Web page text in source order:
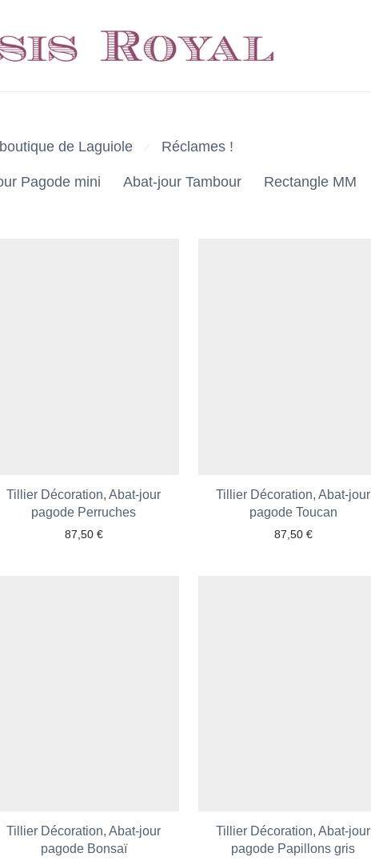
de Laguiole Réclames !
Pagode mini Abat-jour Tambour Rectangle MM
Tillier Décoration, Abat-jour
pagode Perruches
87,50 €
Tillier Décoration, Abat-jour
pagode Toucan
87,50 €
Tillier Décoration, Abat-jour
pagode Bonsaï
Tillier Décoration, Abat-jour
pagode Papillons gris